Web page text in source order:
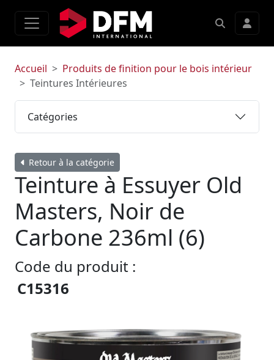
Catégories
Accueil
Produits de finition pour le bois intérieur
Teintures Intérieures
Retour à la catégorie
Teinture à Essuyer Old
Masters, Noir de
Carbone 236ml (6)
Code du produit :
C15316